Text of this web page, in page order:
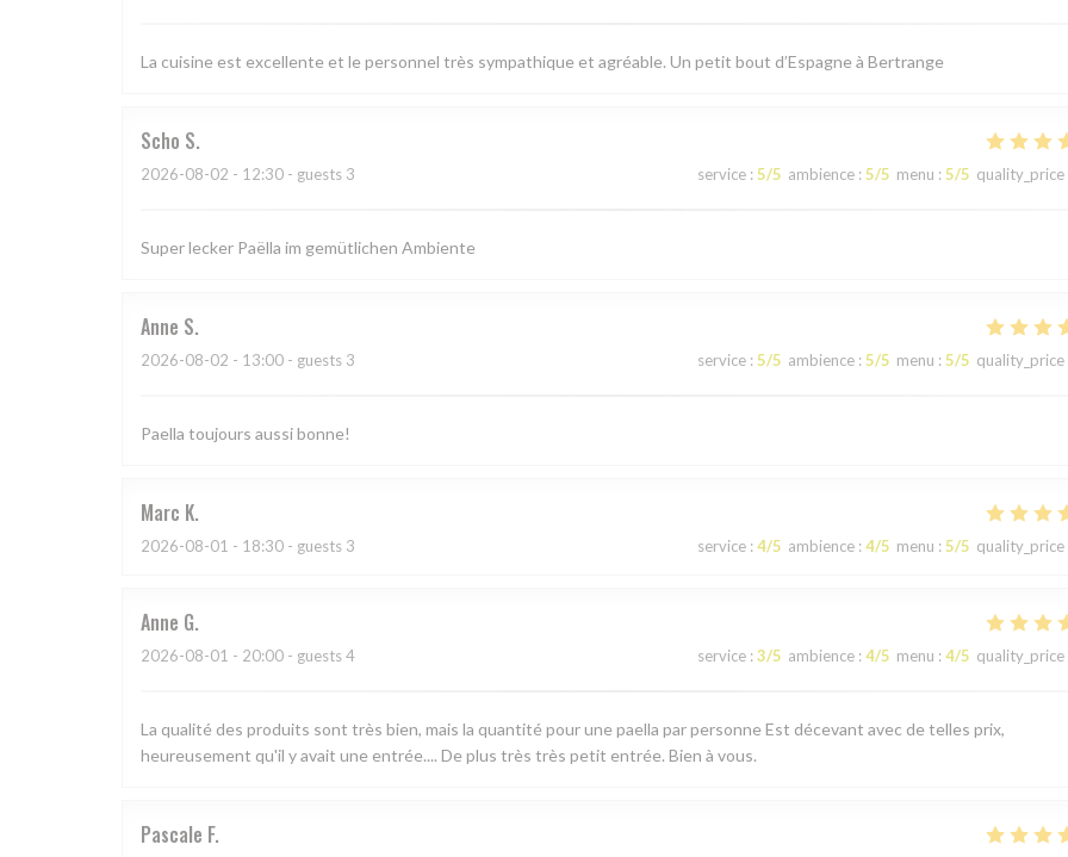
La cuisine est excellente et le personnel très sympathique et agréable. Un petit bout d’Espagne à Bertrange
Scho S
2026-08-02 - 12:30 - guests 3 service : 5/5 ambience : 5/5 menu : 5/5 quality_price
Super lecker Paëlla im gemütlichen Ambiente
Anne S
2026-08-02 - 13:00 - guests 3 service : 5/5 ambience : 5/5 menu : 5/5 quality_price
Paella toujours aussi bonne!
Marc K
2026-08-01 - 18:30 - guests 3 service : 4/5 ambience : 4/5 menu : 5/5 quality_price
Anne G
2026-08-01 - 20:00 - guests 4 service : 3/5 ambience : 4/5 menu : 4/5 quality_price
La qualité des produits sont très bien, mais la quantité pour une paella par personne Est décevant avec de telles prix,
heureusement qu'il y avait une entrée.... De plus très très petit entrée. Bien à vous.
Pascale F